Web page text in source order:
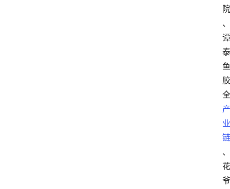
院
、
谭
泰
鱼
胶
全
产
业
链
、
花
爷